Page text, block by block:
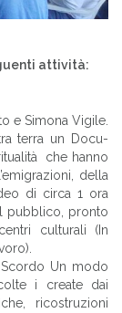
attività:
e Simona Vigile.
terra un Docu-
che hanno
della
di circa 1 ora
pubblico, pronto
culturali (In
Un modo
i create dai
ricostruzioni